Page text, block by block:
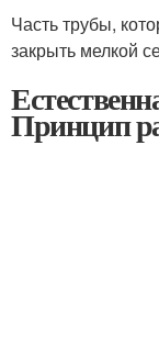
Часть трубы,
закрыть мелкой
Принцип